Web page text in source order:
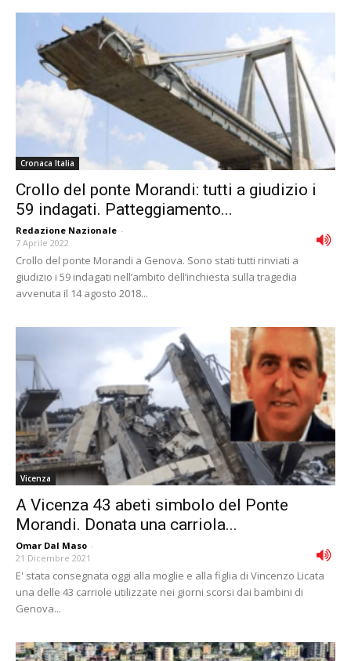
Cronaca Italia
Crollo del ponte Morandi: tutti a giudizio i
59 indagati. Patteggiamento...
Redazione Nazionale -
7 Aprile 2022
Crollo del ponte Morandi a Genova. Sono stati tutti rinviati a
giudizio i 59 indagati nell’ambito dell’inchiesta sulla tragedia
avvenuta il 14 agosto 2018...
Vicenza
A Vicenza 43 abeti simbolo del Ponte
Morandi. Donata una carriola...
Omar Dal Maso -
21 Dicembre 2021
E' stata consegnata oggi alla moglie e alla figlia di Vincenzo Licata
una delle 43 carriole utilizzate nei giorni scorsi dai bambini di
Genova...